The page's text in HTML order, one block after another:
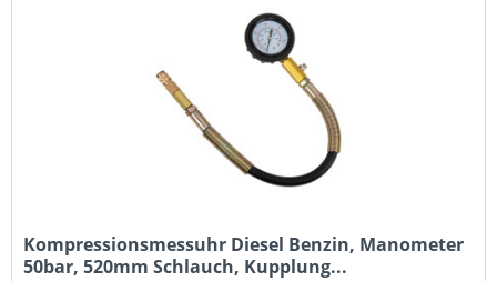
Kompressionsmessuhr Diesel Benzin, Manometer
50bar, 520mm Schlauch, Kupplung...